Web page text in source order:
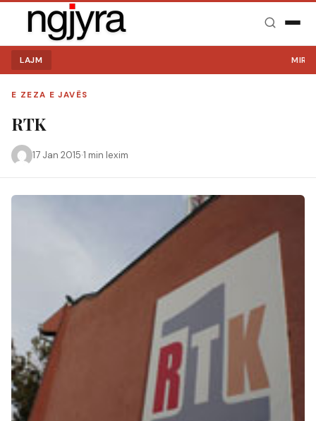
LAJM MIRË
E ZEZA E JAVËS
RTK
17 Jan 2015·1 min lexim